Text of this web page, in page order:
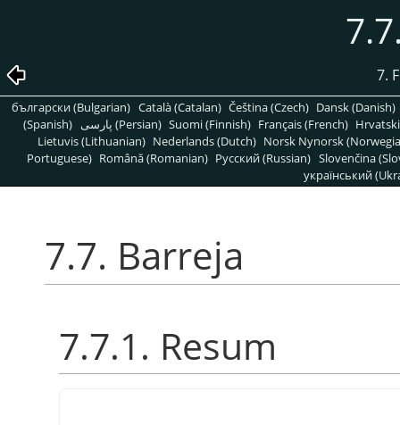
7.
български (Bulgarian) Català (Catalan) Čeština (Czech) Dansk (Danish)
(Spanish)
پارسی (Persian) Suomi (Finnish) Français (French)
Lietuvis (Lithuanian) Nederlands (Dutch) Norsk Nynorsk
Portuguese) Română (Romanian) Pусский (Russian) Slovenčina
український
7.7. Barreja
7.7.1. Resum